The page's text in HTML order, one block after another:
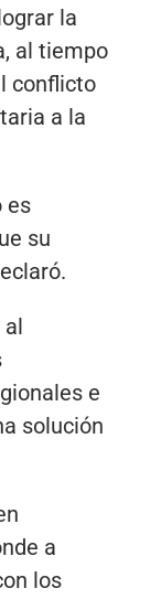
la
al tiempo
conflicto
a la
es
su
al
e
solución
a
los